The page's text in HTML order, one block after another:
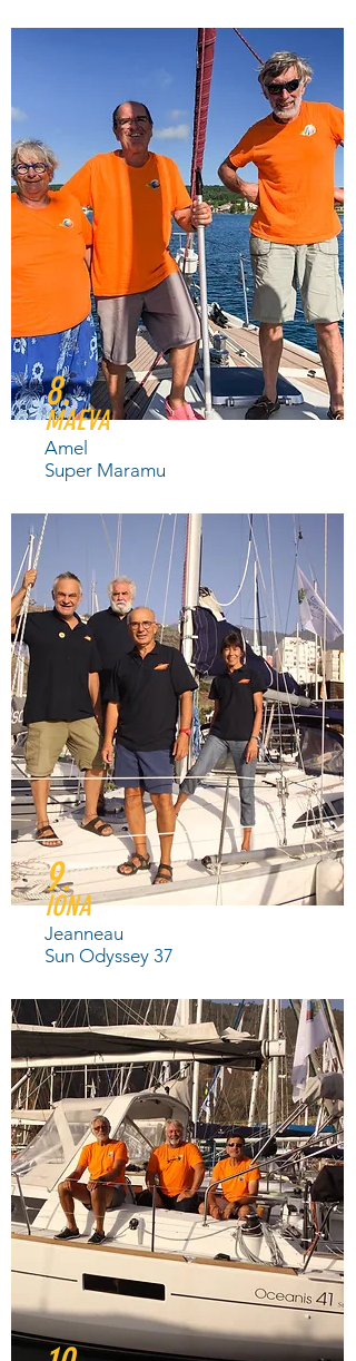
MAEVA
Amel
Super Maramu
8.
IONA
Jeanneau
Sun Odyssey 37
9.